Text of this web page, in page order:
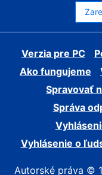
Verzia pre PC
Ako fungujeme
Spravovať
Správa
Vyhlásenie o
Autorské práva ©